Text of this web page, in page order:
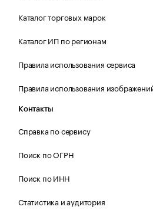
Каталог торговых марок
Каталог ИП по регионам
Правила использования сервиса
Правила использования
Контакты
Справка по сервису
Поиск по ОГРН
Поиск по ИНН
Статистика и аудитория